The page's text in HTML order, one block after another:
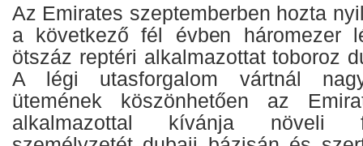
Az Emirates szeptemberben hozta
a következő fél évben háromezer
ötszáz reptéri alkalmazottat toboroz
A légi utasforgalom vártnál
ütemének köszönhetően az
alkalmazottal kívánja növeli